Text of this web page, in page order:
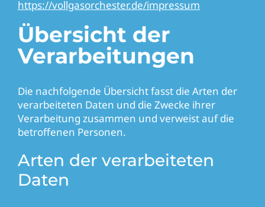
https://vollgasorchester.de/impressum
Übersicht der
Verarbeitungen
Die nachfolgende Übersicht fasst die Arten der
verarbeiteten Daten und die Zwecke ihrer
Verarbeitung zusammen und verweist auf die
betroffenen Personen.
Arten der verarbeiteten
Daten